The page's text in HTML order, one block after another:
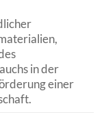
in der
einer